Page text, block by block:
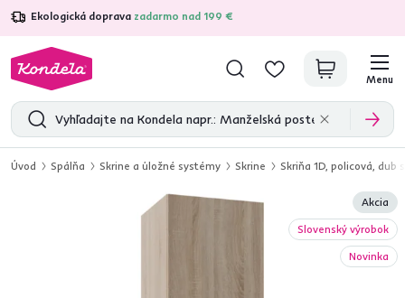
Ekologická doprava zadarmo nad 199 €
4,7 31 211overených produktových recenzií
Menu
Úvod Spálňa Skrine a úložné systémy Skrine Skriňa 1D, policová, dub
Akcia
Slovenský výrobok
Novinka